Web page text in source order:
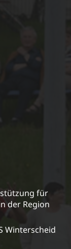
für
der Region
Winterscheid